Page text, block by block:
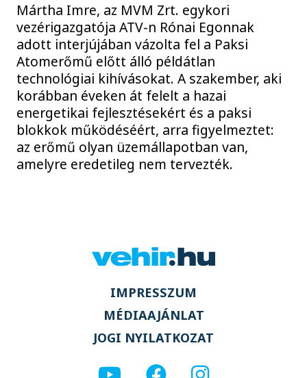
Mártha Imre, az MVM Zrt. egykori
vezérigazgatója ATV-n Rónai Egonnak
adott interjújában vázolta fel a Paksi
Atomerőmű előtt álló példátlan
technológiai kihívásokat. A szakember, aki
korábban éveken át felelt a hazai
energetikai fejlesztésekért és a paksi
blokkok működéséért, arra figyelmeztet:
az erőmű olyan üzemállapotban van,
amelyre eredetileg nem tervezték.
IMPRESSZUM
MÉDIAAJÁNLAT
JOGI NYILATKOZAT